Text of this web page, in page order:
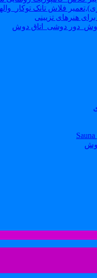
فلاش تانک
هنرهای تزیینی
دوشی_اتاق دوش